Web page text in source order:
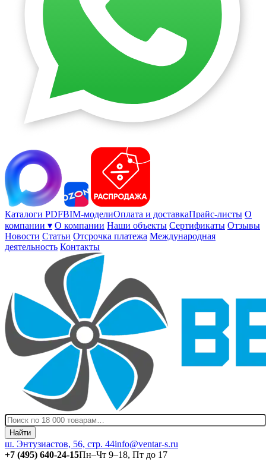
Каталоги PDFBIM-моделиОплата и доставкаПрайс-листы О
компании ▾ О компании Наши объекты Сертификаты Отзывы
Новости Статьи Отсрочка платежа Международная
деятельность Контакты
Найти
ш. Энтузиастов, 56, стр. 44info@ventar-s.ru
+7 (495) 640-24-15Пн–Чт 9–18, Пт до 17